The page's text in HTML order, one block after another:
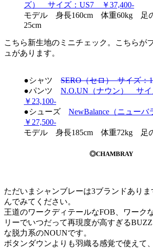
ズ） サイズ：US7 ￥37,400-
モデル 身長160cm 体重60kg 足
25cm
こちら新生地のミニチェック。こちらが
ュがあります。
●シャツ SERO（セロ） サイズ：
●パンツ N.O.UN（ナウン） サ
￥23,100-
●シューズ NewBalance（ニュー
￥27,500-
モデル 身長185cm 体重72kg 足
◎CHAMBRAY
ただいまシャンブレーは3ブランドあり
んでみてください。
王道のワークディテールなFOB、ワーク
リーでいつだって再現度が高すぎる
な脱力系のNOUNです。
ボタンダウンよりも羽織る感覚で使えて